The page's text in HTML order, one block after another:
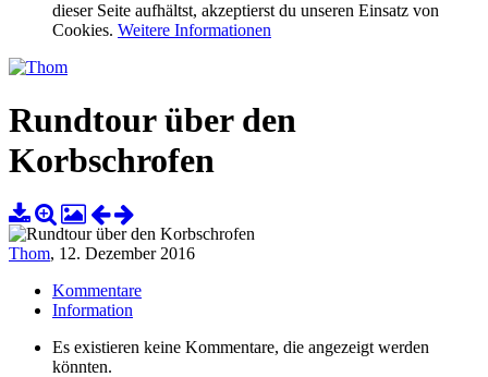
dieser Seite aufhältst, akzeptierst du unseren Einsatz von
Cookies. Weitere Informationen
Rundtour über den
Korbschrofen
Thom, 12. Dezember 2016
Kommentare
Information
Es existieren keine Kommentare, die angezeigt werden
könnten.